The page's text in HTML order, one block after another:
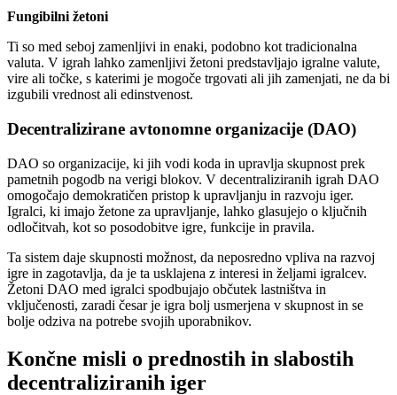
Fungibilni žetoni
Ti so med seboj zamenljivi in enaki, podobno kot tradicionalna
valuta. V igrah lahko zamenljivi žetoni predstavljajo igralne valute,
vire ali točke, s katerimi je mogoče trgovati ali jih zamenjati, ne da bi
izgubili vrednost ali edinstvenost.
Decentralizirane avtonomne organizacije (DAO)
DAO so organizacije, ki jih vodi koda in upravlja skupnost prek
pametnih pogodb na verigi blokov. V decentraliziranih igrah DAO
omogočajo demokratičen pristop k upravljanju in razvoju iger.
Igralci, ki imajo žetone za upravljanje, lahko glasujejo o ključnih
odločitvah, kot so posodobitve igre, funkcije in pravila.
Ta sistem daje skupnosti možnost, da neposredno vpliva na razvoj
igre in zagotavlja, da je ta usklajena z interesi in željami igralcev.
Žetoni DAO med igralci spodbujajo občutek lastništva in
vključenosti, zaradi česar je igra bolj usmerjena v skupnost in se
bolje odziva na potrebe svojih uporabnikov.
Končne misli o prednostih in slabostih
decentraliziranih iger